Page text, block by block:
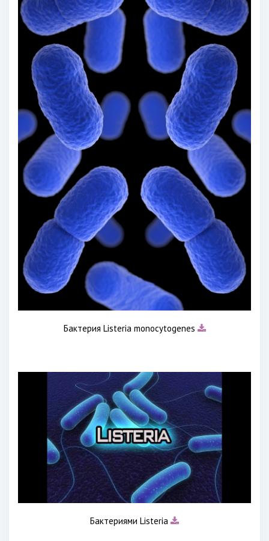
Бактерия Listeria monocytogenes
Бактериями Listeria